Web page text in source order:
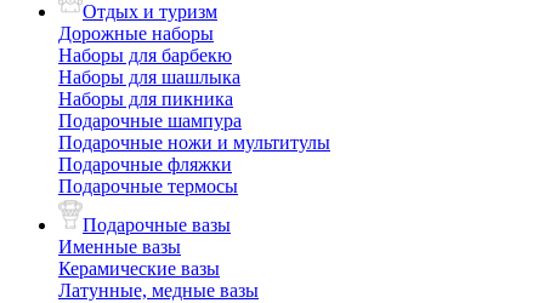
Отдых и туризм
Дорожные наборы
Наборы для барбекю
Наборы для шашлыка
Наборы для пикника
Подарочные шампура
Подарочные ножи и мультитулы
Подарочные фляжки
Подарочные термосы
Подарочные вазы
Именные вазы
Керамические вазы
Латунные, медные вазы